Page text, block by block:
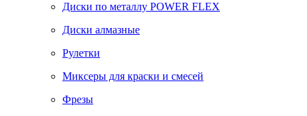
Диски по металлу POWER FLEX
Диски алмазные
Рулетки
Миксеры для краски и смесей
Фрезы